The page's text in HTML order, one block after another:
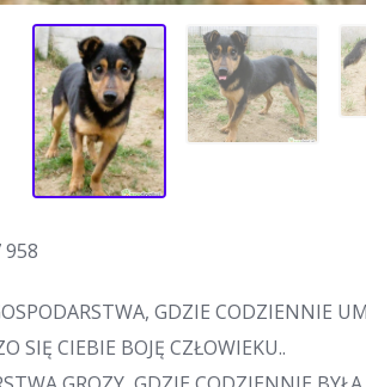
958
GDZIE CODZIENNIE
SIĘ CIEBIE BOJĘ CZŁOWIEKU..